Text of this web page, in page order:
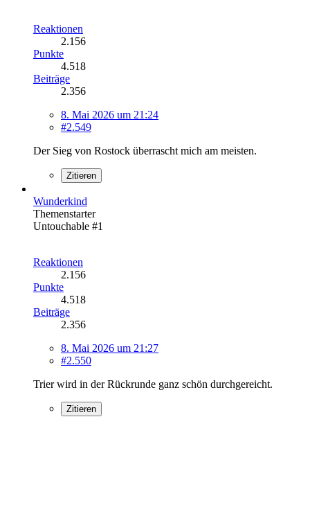
Reaktionen
2.156
Punkte
4.518
Beiträge
2.356
8. Mai 2026 um 21:24
#2.549
Der Sieg von Rostock überrascht mich am meisten.
Zitieren
Wunderkind
Themenstarter
Untouchable #1
Reaktionen
2.156
Punkte
4.518
Beiträge
2.356
8. Mai 2026 um 21:27
#2.550
Trier wird in der Rückrunde ganz schön durchgereicht.
Zitieren